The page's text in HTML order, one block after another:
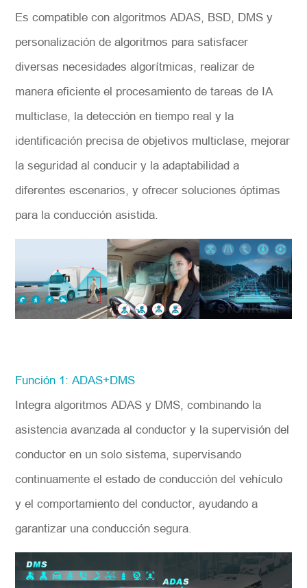
Es compatible con algoritmos ADAS, BSD, DMS y
personalización de algoritmos para satisfacer
diversas necesidades algorítmicas, realizar de
manera eficiente el procesamiento de tareas de IA
multiclase, la detección en tiempo real y la
identificación precisa de objetivos multiclase, mejorar
la seguridad al conducir y la adaptabilidad a
diferentes escenarios, y ofrecer soluciones óptimas
para la conducción asistida.
Función 1: ADAS+DMS
Integra algoritmos ADAS y DMS, combinando la
asistencia avanzada al conductor y la supervisión del
conductor en un solo sistema, supervisando
continuamente el estado de conducción del vehículo
y el comportamiento del conductor, ayudando a
garantizar una conducción segura.